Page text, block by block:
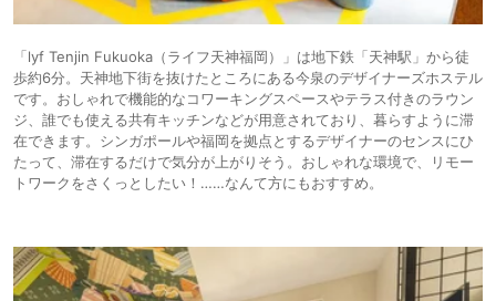
「lyf Tenjin Fukuoka（ライフ天神福岡）」は地下鉄「天神駅」から徒
歩約6分。天神地下街を抜けたところにある今泉のデザイナーズホステル
です。おしゃれで機能的なコワーキングスペースやテラス付きのラウン
ジ、誰でも使える共有キッチンなどが用意されており、暮らすように滞
在できます。シンガポールや福岡を拠点とするデザイナーのセンスにひ
たって、滞在するだけで気分が上がりそう。おしゃれな環境で、リモー
トワークをさくっとしたい！……なんて方にもおすすめ。